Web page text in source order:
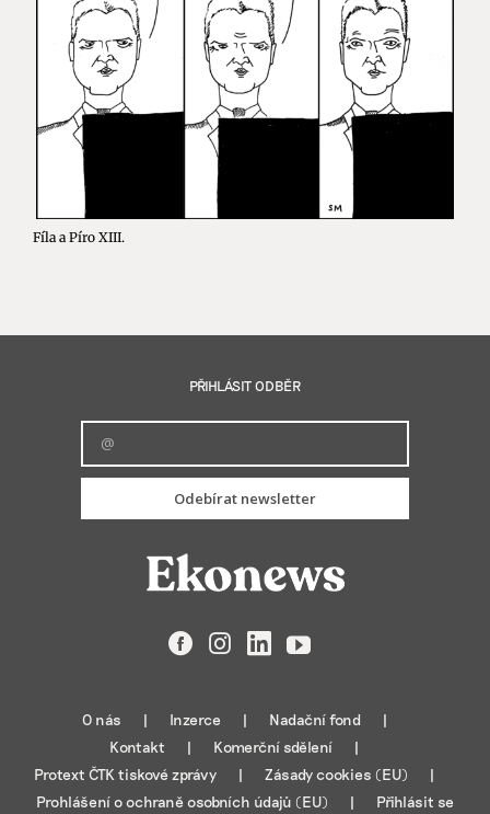
Fíla a Píro XIII.
PŘIHLÁSIT ODBĚR
Odebírat newsletter
FacebookInstagramLinkedIn
YouTube
O nás Inzerce
Nadační fond
Kontakt
Komerční sdělení
Protext ČTK tiskové zprávy
Zásady cookies (EU)
Prohlášení o ochraně osobních údajů (EU)
Přihlásit se